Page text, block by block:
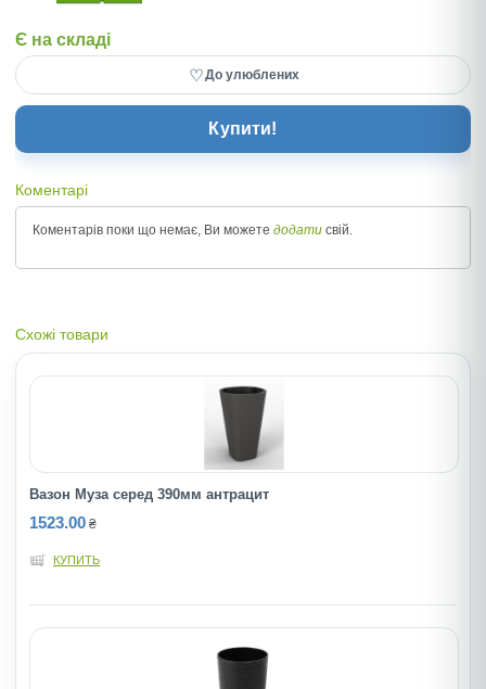
Є на складі
♡До улюблених
Купити!
Коментарі
Коментарів поки що немає, Ви можете додати свій.
Схожі товари
Вазон Муза серед 390мм антрацит
1523.00 ₴
КУПИТЬ